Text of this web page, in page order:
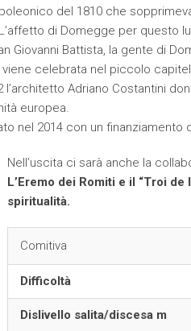
del 1810 che
di Domegge per questo
Giovanni Battista, la gente di
viene celebrata nel piccolo
Adriano Costantini
europea.
nel 2014 con un finanziamento
Nell’uscita ci sarà anche la
L’Eremo dei Romiti e il “Troi
spiritualità.
Comitiva
Difficoltà
Dislivello salita/discesa m